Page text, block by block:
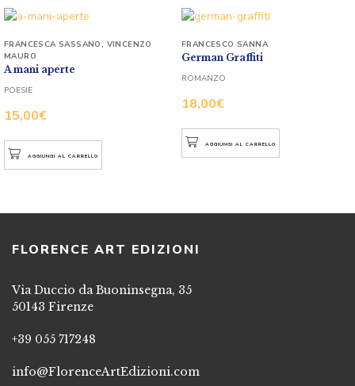
A mani aperte
15,00€
FRANCESCA SASSANO, VINCENZO
MAURO
POESIE
AGGIUNGI AL CARRELLO
German Graffiti
18,00€
FRANCESCO SANNA
ROMANZO
AGGIUNGI AL CARRELLO
FLORENCE ART EDIZIONI
Via Duccio da Buoninsegna, 35
50143 Firenze
+39 055 717248
info@FlorenceArtEdizioni.com